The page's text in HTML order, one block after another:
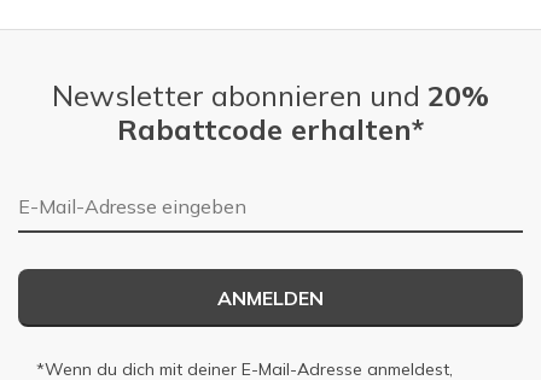
Newsletter abonnieren und 20%
Rabattcode erhalten*
E-Mail-Adresse
ANMELDEN
*Wenn du dich mit deiner E-Mail-Adresse anmeldest,